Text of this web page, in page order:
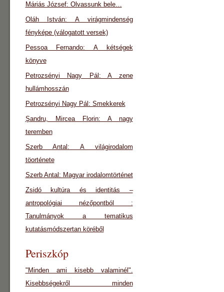
Máriás József: Olvassunk bele…
Oláh István: A virágmindenség
fényképe (válogatott versek)
Pessoa Fernando: A kétségek
könyve
Petrozsényi Nagy Pál: A zene
hullámhosszán
Petrozsényi Nagy Pál: Smekkerek
Şandru, Mircea Florin: A nagy
teremben
Szerb Antal: A világirodalom
töorténete
Szerb Antal: Magyar irodalomtörténet
Zsidó kultúra és identitás –
antropológiai nézőpontból :
Tanulmányok a tematikus
kutatásmódszertan köréből
Periszkóp
"Minden ami kisebb valaminél".
Kisebbségekről minden